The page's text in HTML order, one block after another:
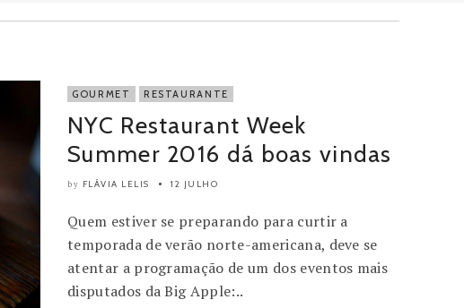
GOURMET RESTAURANTE
NYC Restaurant Week
Summer 2016 dá boas vindas
by FLÁVIA LELIS 12 JULHO
Quem estiver se preparando para curtir a
temporada de verão norte-americana, deve se
atentar a programação de um dos eventos mais
disputados da Big Apple:..